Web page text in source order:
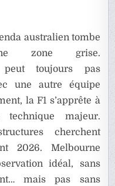
australien tombe
zone grise.
toujours pas
une autre équipe
la F1 s’apprête à
majeur.
cherchent
2026. Melbourne
idéal, sans
mais pas sans